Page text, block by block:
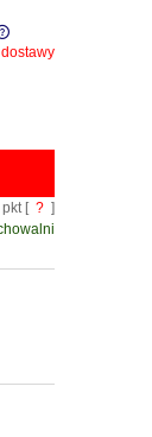
pkt [ ? ]